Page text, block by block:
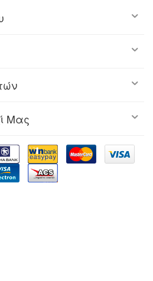
Μας